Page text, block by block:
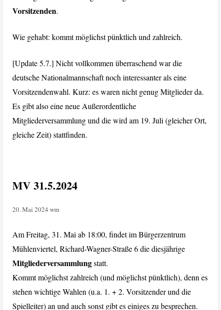
Vorsitzenden.
Wie gehabt: kommt möglichst pünktlich und zahlreich.
[Update 5.7.] Nicht vollkommen überraschend war die
deutsche Nationalmannschaft noch interessanter als eine
Vorsitzendenwahl. Kurz: es waren nicht genug Mitglieder da.
Es gibt also eine neue Außerordentliche
Mitgliederversammlung und die wird am 19. Juli (gleicher Ort,
gleiche Zeit) stattfinden.
MV 31.5.2024
20. Mai 2024 wm
Am Freitag, 31. Mai ab 18:00, findet im Bürgerzentrum
Mühlenviertel, Richard-Wagner-Straße 6 die diesjährige
Mitgliederversammlungstatt.
Kommt möglichst zahlreich (und möglichst pünktlich), denn es
stehen wichtige Wahlen (u.a. 1. + 2. Vorsitzender und die
Spielleiter) an und auch sonst gibt es einiges zu besprechen.